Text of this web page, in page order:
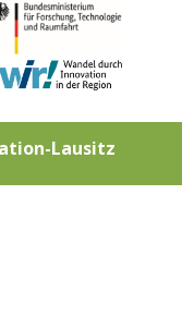
Lausitz